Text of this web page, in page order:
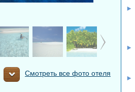
Смотреть все фото отеля